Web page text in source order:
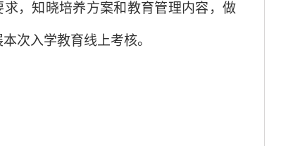
，知晓培养方案和教育管理内容，做
次入学教育线上考核。